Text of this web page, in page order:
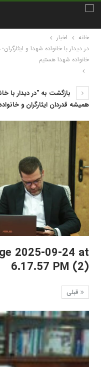
خانه
اخبار
در دیدار با خانواده شهدا و
خانواده شهدا هستیم
بازگشت به "در دیدار با
همیشه قدردان ایثارگران و
2025-09-24 at
6.17.57 PM (2)
قبلی